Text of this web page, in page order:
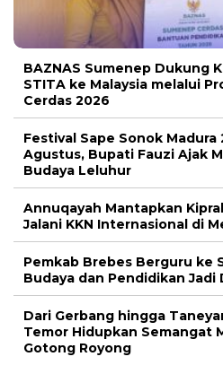
BAZNAS Sumenep Dukung
STITA ke Malaysia melalui
Cerdas 2026
Festival Sape Sonok Madura
Agustus, Bupati Fauzi Ajak
Budaya Leluhur
Annuqayah Mantapkan
Jalani KKN Internasional di
Pemkab Brebes Berguru ke
Budaya dan Pendidikan Jadi
Dari Gerbang hingga
Temor Hidupkan Semangat
Gotong Royong